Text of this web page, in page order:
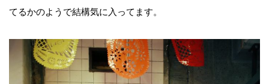
てるかのようで結構気に入ってます。